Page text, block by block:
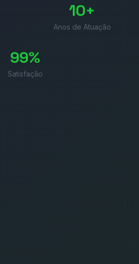
10+
Anos de Atuação
99%
Satisfação